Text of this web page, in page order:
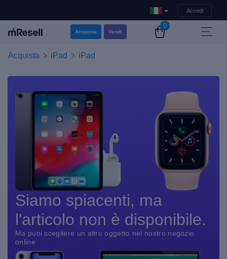
Accedi
Acquista Vendi
0
Acquista iPad iPad
Siamo spiacenti, ma
l'articolo non è disponibile.
Ma puoi scegliere un altro oggetto nel nostro negozio
online